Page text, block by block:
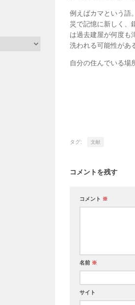
例えばカマという語
災で記憶に新しく、
は過去建屋が何度も
洗われる可能性があ
自分の住んでいる場
タグ: 文献
コメントを残す
コメント ※
名前 ※
サイト